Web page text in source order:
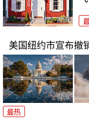
美国纽约市宣布撤
最热